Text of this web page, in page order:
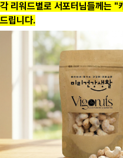
각 리워드별로 서포터님들께는 "
드립니다.